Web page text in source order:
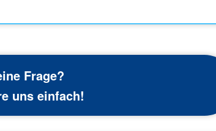
Frage?
uns einfach!